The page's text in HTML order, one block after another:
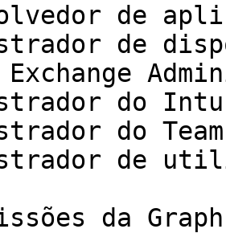
de
de
do
do
de
da